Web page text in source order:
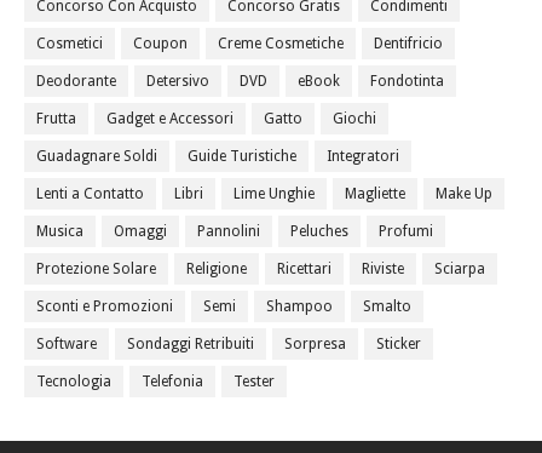
Concorso Con Acquisto Concorso Gratis Condimenti
Cosmetici Coupon Creme Cosmetiche Dentifricio
Deodorante Detersivo DVD eBook Fondotinta
Frutta Gadget e Accessori Gatto Giochi
Guadagnare Soldi Guide Turistiche Integratori
Lenti a Contatto Libri Lime Unghie Magliette Make Up
Musica Omaggi Pannolini Peluches Profumi
Protezione Solare Religione Ricettari Riviste Sciarpa
Sconti e Promozioni Semi Shampoo Smalto
Software Sondaggi Retribuiti Sorpresa Sticker
Tecnologia Telefonia Tester